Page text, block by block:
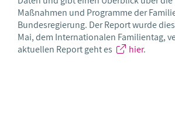
Maßnahmen und Programme der
Bundesregierung. Der Report wurde
Mai, dem Internationalen Familientag,
aktuellen Report geht es
hier.